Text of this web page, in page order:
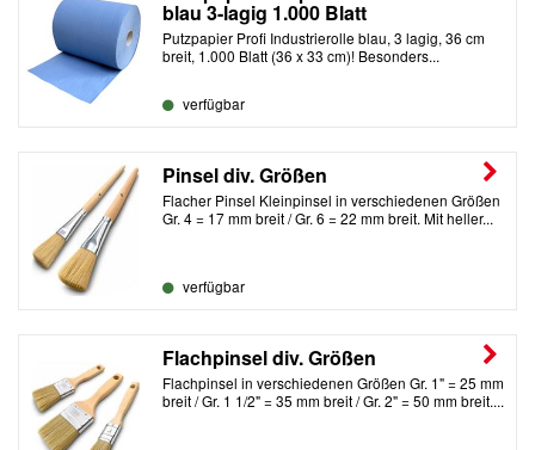
blau 3-lagig 1.000 Blatt
Putzpapier Profi Industrierolle blau, 3 lagig, 36 cm
breit, 1.000 Blatt (36 x 33 cm)! Besonders...
verfügbar
Pinsel div. Größen
Flacher Pinsel Kleinpinsel in verschiedenen Größen
Gr. 4 = 17 mm breit / Gr. 6 = 22 mm breit. Mit heller...
verfügbar
Flachpinsel div. Größen
Flachpinsel in verschiedenen Größen Gr. 1" = 25 mm
breit / Gr. 1 1/2" = 35 mm breit / Gr. 2" = 50 mm breit....